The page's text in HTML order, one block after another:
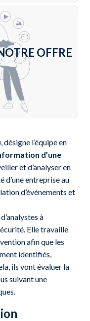
OFFRE
+
l’équipe en
d’une
et d’analyser en
d’une entreprise au
d’événements et
à
Elle travaille
afin que les
identifiés,
ils vont évaluer la
suivant une